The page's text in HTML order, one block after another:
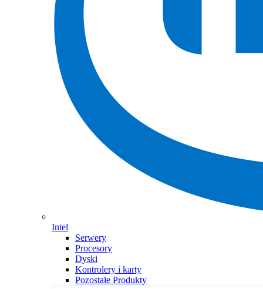
Intel
Serwery
Procesory
Dyski
Kontrolery i karty
Pozostałe Produkty